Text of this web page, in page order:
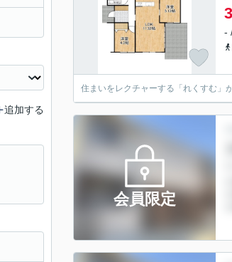
-
住まいをレクチャーする「れくすむ」
会員限定
追加する